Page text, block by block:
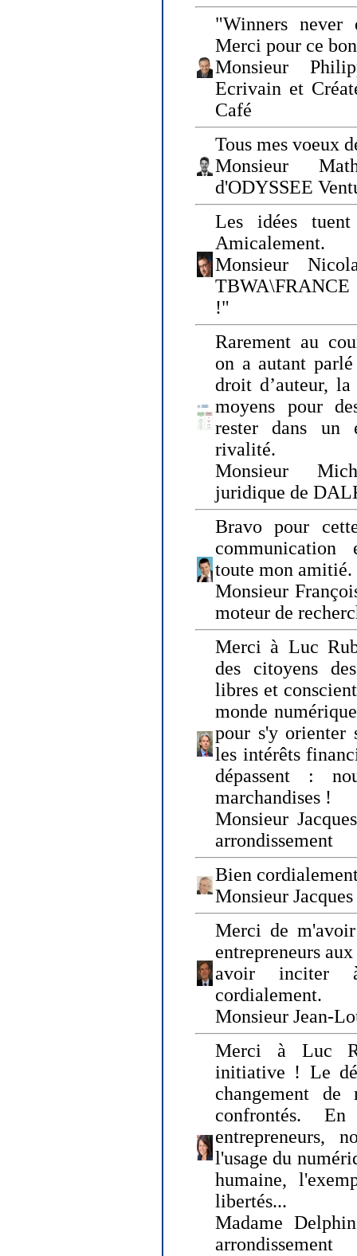
"Winners
Merci pour ce
Monsieur
Ecrivain et
Café
Tous mes voeux
Monsieur
d'ODYSSEE
Les idées
Amicalement.
Monsieur
TBWA\FRANCE
!"
Rarement au
on a autant
droit d’auteur,
moyens pour
rester dans un
rivalité.
Monsieur
juridique de
Bravo pour
communication
toute mon amitié.
Monsieur
moteur de
Merci à Luc
des citoyens
libres et
monde
pour s'y orienter
les intérêts
dépassent :
marchandises !
Monsieur
arrondissement
Bien
Monsieur
Merci de
entrepreneurs
avoir inciter
cordialement.
Monsieur Jean-
Merci à Luc
initiative ! Le
changement de
confrontés.
entrepreneurs,
l'usage du
humaine,
libertés...
Madame
arrondissement